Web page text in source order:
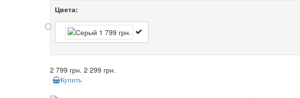
Цвета:
2 799 грн. 2 299 грн.
Купить